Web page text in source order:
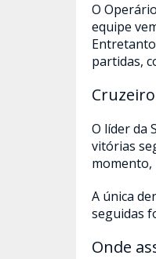
O
equipe
partidas,
O líder da
vitórias
momento,
A única
seguidas
Onde